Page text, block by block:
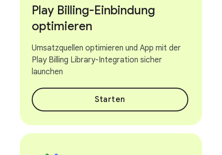
Play Billing-Einbindung
optimieren
Umsatzquellen optimieren und App mit der
Play Billing Library-Integration sicher
launchen
Starten